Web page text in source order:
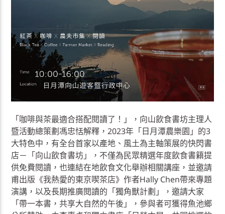
「咖啡與茶最適合搭配閱讀了！」，向山飲食書坊主理人
暨活動總策劃馮忠恬解釋，2023年「日月潭農樂園」的3
大特色中，有全台首家以產地、風土為主軸策展的快閃書
店－「向山飲食書坊」，不僅為民眾精選年度飲食書籍提
供免費閱讀，也連結在地飲食文化舉辦相關講座，並邀請
甫出版《我熱愛的東京喫茶店》作者Hally Chen帶來專題
演講，以及長期推廣閱讀的「獨角獸計劃」，邀請大家
「帶一本書，共享大自然的午後」，參與者可獲得魚池鄉